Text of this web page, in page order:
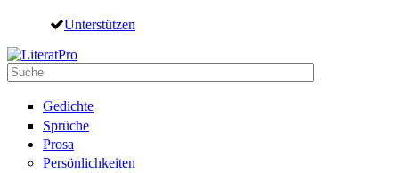
Direkt zum Inhalt
Unterstützen
Suche
Gedichte
Sprüche
Prosa
Persönlichkeiten